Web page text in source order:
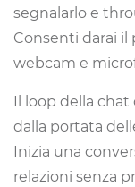
segnalarlo e
Consenti darai il
webcam e
Il loop della
dalla portata
Inizia una
relazioni senza